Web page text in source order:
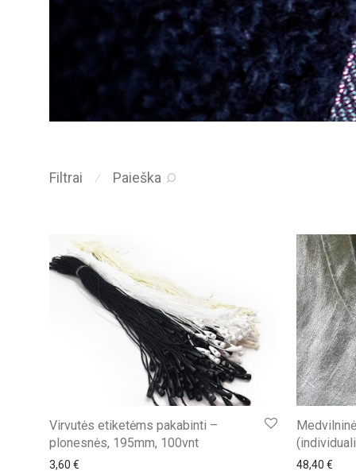
Filtrai ⁄ Paieška
Virvutės etiketėms pakabinti –
plonesnės, 195mm, 100vnt
3,60 € 48,40 €